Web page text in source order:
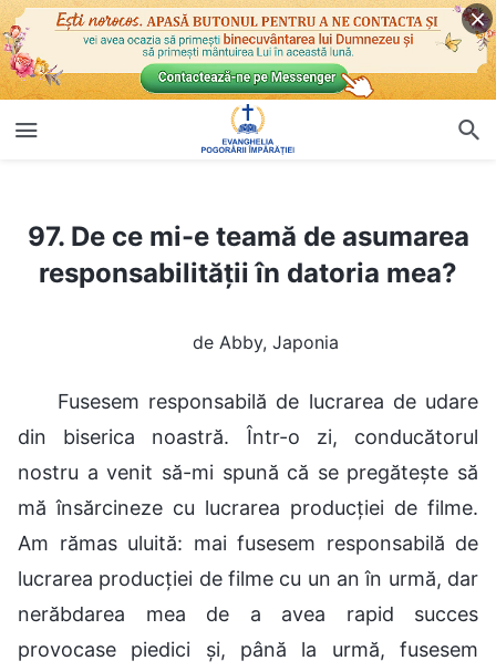
97. De ce mi-e teamă de asumarea
responsabilității în datoria mea?
de Abby, Japonia
Fusesem responsabilă de lucrarea de udare
din biserica noastră. Într-o zi, conducătorul
nostru a venit să-mi spună că se pregătește să
mă însărcineze cu lucrarea producției de filme.
Am rămas uluită: mai fusesem responsabilă de
lucrarea producției de filme cu un an în urmă, dar
nerăbdarea mea de a avea rapid succes
provocase piedici și, până la urmă, fusesem